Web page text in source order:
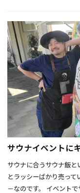
サウナイベントに
サウナに合うサウナ飯と
とラッシーばかり売っ
－なのです。 イベント